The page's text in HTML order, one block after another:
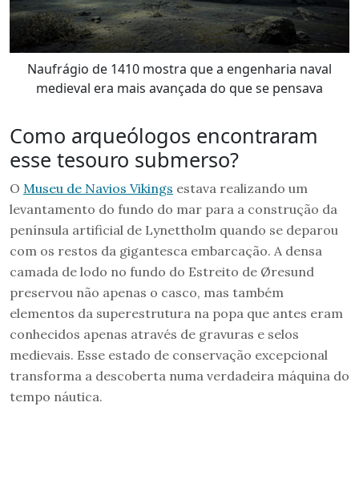
Naufrágio de 1410 mostra que a engenharia naval
medieval era mais avançada do que se pensava
Como arqueólogos encontraram
esse tesouro submerso?
O Museu de Navios Vikings estava realizando um
levantamento do fundo do mar para a construção da
península artificial de Lynettholm quando se deparou
com os restos da gigantesca embarcação. A densa
camada de lodo no fundo do Estreito de Øresund
preservou não apenas o casco, mas também
elementos da superestrutura na popa que antes eram
conhecidos apenas através de gravuras e selos
medievais. Esse estado de conservação excepcional
transforma a descoberta numa verdadeira máquina do
tempo náutica.